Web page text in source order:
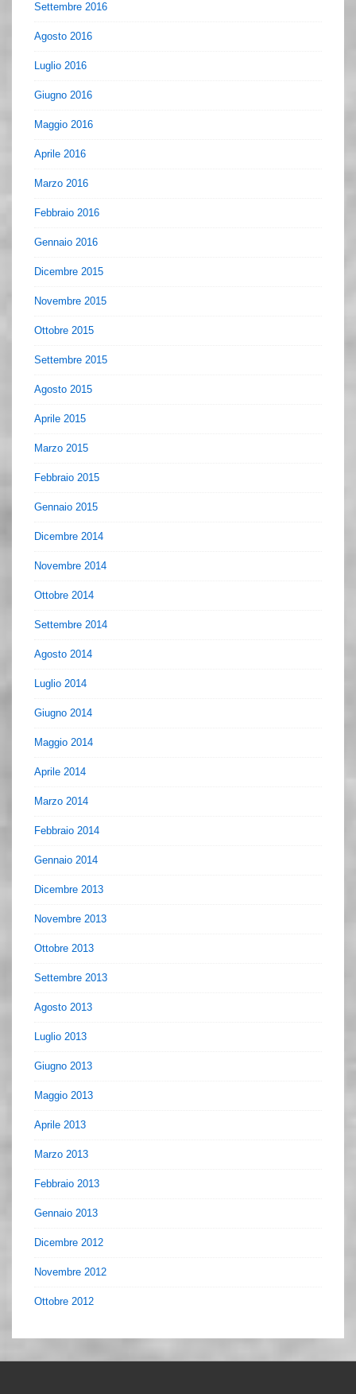
Settembre 2016
Agosto 2016
Luglio 2016
Giugno 2016
Maggio 2016
Aprile 2016
Marzo 2016
Febbraio 2016
Gennaio 2016
Dicembre 2015
Novembre 2015
Ottobre 2015
Settembre 2015
Agosto 2015
Aprile 2015
Marzo 2015
Febbraio 2015
Gennaio 2015
Dicembre 2014
Novembre 2014
Ottobre 2014
Settembre 2014
Agosto 2014
Luglio 2014
Giugno 2014
Maggio 2014
Aprile 2014
Marzo 2014
Febbraio 2014
Gennaio 2014
Dicembre 2013
Novembre 2013
Ottobre 2013
Settembre 2013
Agosto 2013
Luglio 2013
Giugno 2013
Maggio 2013
Aprile 2013
Marzo 2013
Febbraio 2013
Gennaio 2013
Dicembre 2012
Novembre 2012
Ottobre 2012